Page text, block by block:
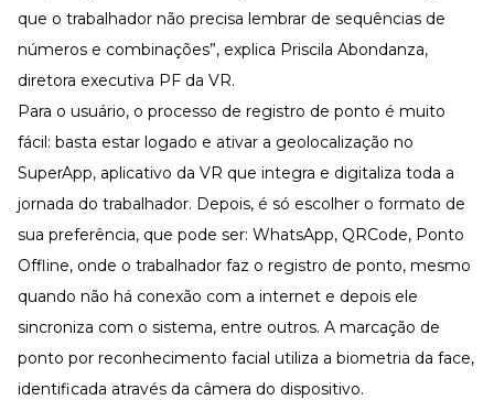
que o trabalhador não precisa lembrar de sequências de
números e combinações”, explica Priscila Abondanza,
diretora executiva PF da VR.
Para o usuário, o processo de registro de ponto é muito
fácil: basta estar logado e ativar a geolocalização no
SuperApp, aplicativo da VR que integra e digitaliza toda a
jornada do trabalhador. Depois, é só escolher o formato de
sua preferência, que pode ser: WhatsApp, QRCode, Ponto
Offline, onde o trabalhador faz o registro de ponto, mesmo
quando não há conexão com a internet e depois ele
sincroniza com o sistema, entre outros. A marcação de
ponto por reconhecimento facial utiliza a biometria da face,
identificada através da câmera do dispositivo.